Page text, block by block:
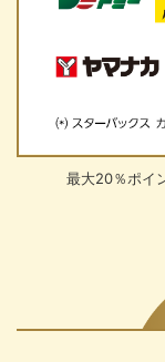
最大20％ポイ